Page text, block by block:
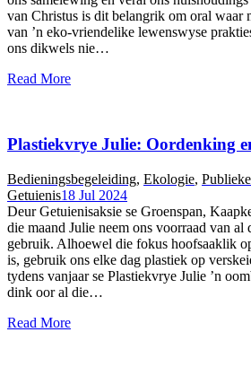
van Christus is dit belangrik om oral waar
van ’n eko-vriendelike lewenswyse
ons dikwels nie…
Read More
Plastiekvrye Julie: Oordenking
Bedieningsbegeleiding, Ekologie,
Getuienis18 Jul 2024
Deur Getuienisaksie se Groenspan,
die maand Julie neem ons voorraad van al
gebruik. Alhoewel die fokus hoofsaaklik
is, gebruik ons elke dag plastiek op
tydens vanjaar se Plastiekvrye Julie ’n
dink oor al die…
Read More